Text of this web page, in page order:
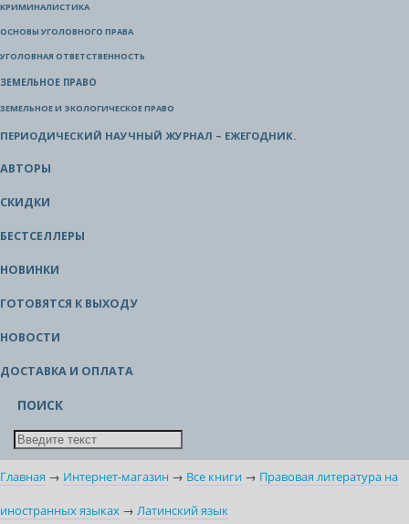
КРИМИНАЛИСТИКА
ОСНОВЫ УГОЛОВНОГО ПРАВА
УГОЛОВНАЯ ОТВЕТСТВЕННОСТЬ
ЗЕМЕЛЬНОЕ ПРАВО
ЗЕМЕЛЬНОЕ И ЭКОЛОГИЧЕСКОЕ ПРАВО
ПЕРИОДИЧЕСКИЙ НАУЧНЫЙ ЖУРНАЛ – ЕЖЕГОДНИК.
АВТОРЫ
СКИДКИ
БЕСТСЕЛЛЕРЫ
НОВИНКИ
ГОТОВЯТСЯ К ВЫХОДУ
НОВОСТИ
ДОСТАВКА И ОПЛАТА
ПОИСК
Главная → Интернет-магазин → Все книги → Правовая литература на
иностранных языках → Латинский язык